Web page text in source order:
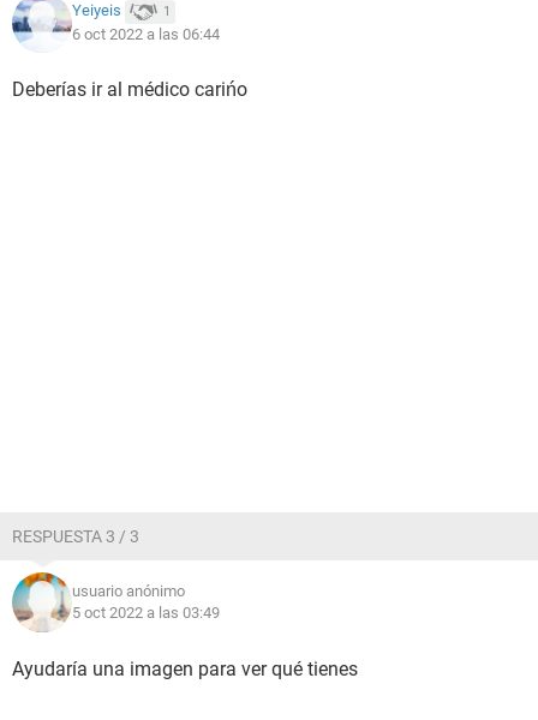
Yeiyeis 1
6 oct 2022 a las 06:44
Deberías ir al médico carińo
RESPUESTA 3 / 3
usuario anónimo
5 oct 2022 a las 03:49
Ayudaría una imagen para ver qué tienes